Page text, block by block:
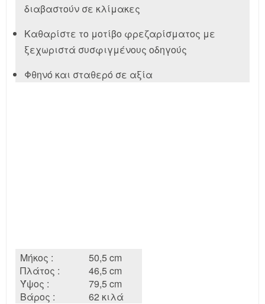
διαβαστούν σε κλίμακες
Καθαρίστε το μοτίβο φρεζαρίσματος με
ξεχωριστά συσφιγμένους οδηγούς
Φθηνό και σταθερό σε αξία
Μήκος :
50,5 cm
Πλάτος :
46,5 cm
Ύψος :
79,5 cm
Βάρος :
62 κιλά